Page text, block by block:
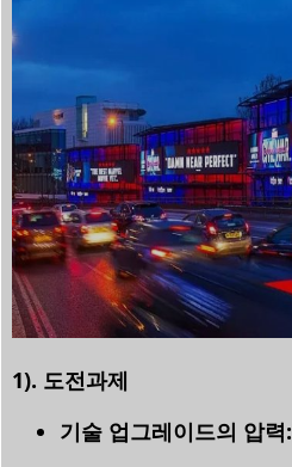
1). 도전과제
기술 업그레이드의 압력: